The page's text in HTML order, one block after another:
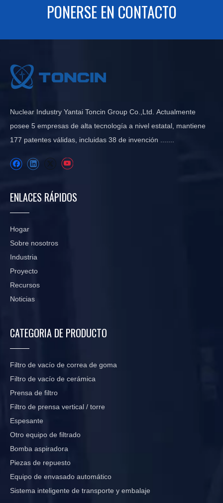
PONERSE EN CONTACTO
Nuclear Industry Yantai Toncin Group Co.,Ltd. Actualmente
posee 5 empresas de alta tecnología a nivel estatal, mantiene
177 patentes válidas, incluidas 38 de invención .......
ENLACES RÁPIDOS
Hogar
Sobre nosotros
Industria
Proyecto
Recursos
Noticias
CATEGORIA DE PRODUCTO
Filtro de vacío de correa de goma
Filtro de vacío de cerámica
Prensa de filtro
Filtro de prensa vertical / torre
Espesante
Otro equipo de filtrado
Bomba aspiradora
Piezas de repuesto
Equipo de envasado automático
Sistema inteligente de transporte y embalaje